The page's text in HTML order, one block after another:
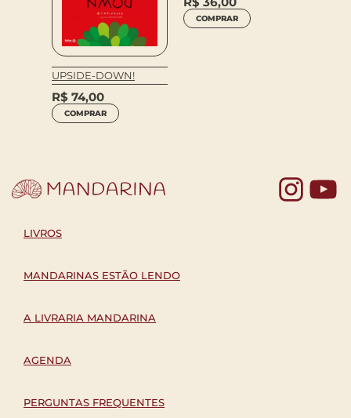
UPSIDE-DOWN!
R$ 74,00
COMPRAR
COMPRAR
LIVROS
MANDARINAS ESTÃO LENDO
A LIVRARIA MANDARINA
AGENDA
PERGUNTAS FREQUENTES